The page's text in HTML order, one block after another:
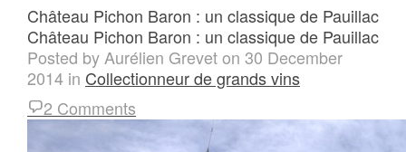
Château Pichon Baron : un classique de Pauillac
Château Pichon Baron : un classique de Pauillac
Posted by Aurélien Greveton 30 December
2014 in Collectionneur de grands vins
2 Comments